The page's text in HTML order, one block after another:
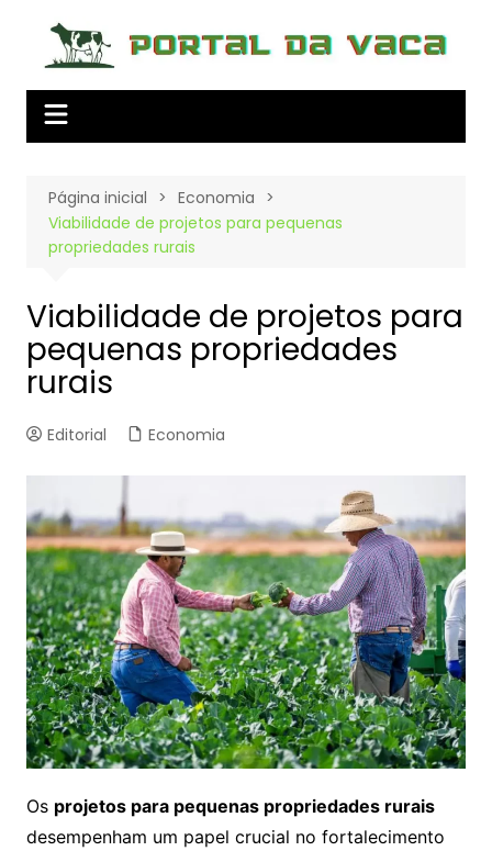
conteúdo
Página inicial
Economia
Viabilidade de projetos para pequenas
propriedades rurais
Viabilidade de projetos para
pequenas propriedades
rurais
Editorial Economia
Os projetos para pequenas propriedades rurais
desempenham um papel crucial no fortalecimento